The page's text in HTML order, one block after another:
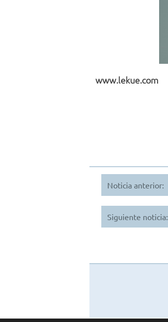
www.lekue.com
Navegación
de
entradas
Noticia anterior:
Siguiente noticia: